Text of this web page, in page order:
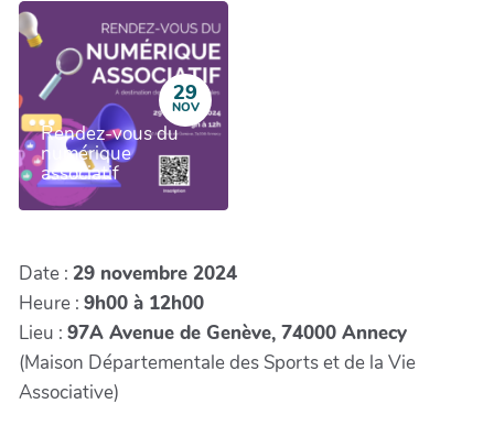
29
NOV
Rendez-vous du
numérique
associatif
Date : 29 novembre 2024
Heure : 9h00 à 12h00
Lieu : 97A Avenue de Genève, 74000 Annecy
(Maison Départementale des Sports et de la Vie
Associative)